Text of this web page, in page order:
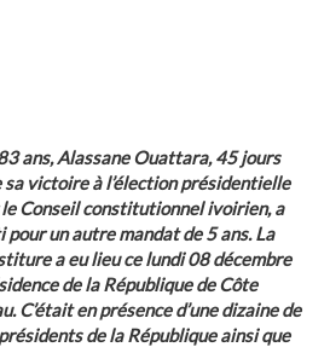
ans, Alassane Ouattara, 45 jours
victoire à l’élection présidentielle
Conseil constitutionnel ivoirien, a
un autre mandat de 5 ans. La
a eu lieu ce lundi 08 décembre
de la République de Côte
C’était en présence d’une dizaine de
de la République ainsi que